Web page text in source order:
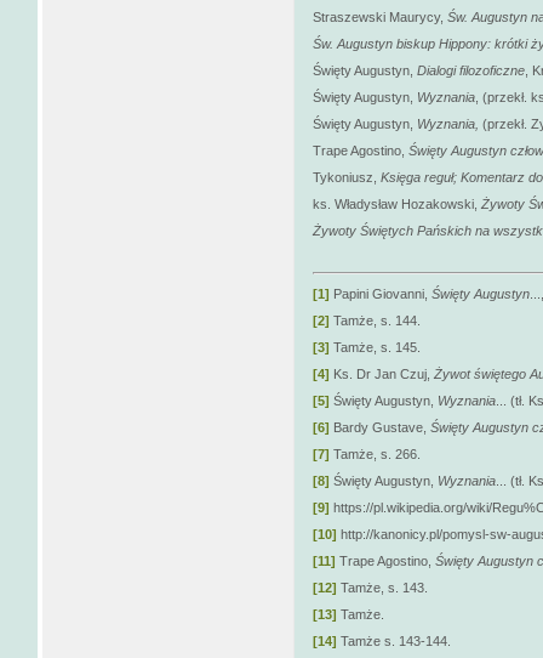
Straszewski Maurycy, Św. Augustyn
Św. Augustyn biskup Hippony: krótki
Święty Augustyn, Dialogi filozoficzne ,
Święty Augustyn, Wyznania , (przekł.
Święty Augustyn, Wyznania, (przekł.
Trape Agostino, Święty Augustyn
Tykoniusz, Księga reguł; Komentarz
ks. Władysław Hozakowski, Żywoty
Żywoty Świętych Pańskich na
[1] Papini Giovanni, Święty Augustyn
[2] Tamże, s. 144.
[3] Tamże, s. 145.
[4] Ks. Dr Jan Czuj, Żywot świętego
[5] Święty Augustyn, Wyznania ... (tł.
[6] Bardy Gustave, Święty Augustyn
[7] Tamże, s. 266.
[8] Święty Augustyn, Wyznania ... (tł.
[9] https://pl.wikipedia.org/wiki/
[10] http://kanonicy.pl/pomysl-sw-
[11] Trape Agostino, Święty Augustyn
[12] Tamże, s. 143.
[13] Tamże.
[14] Tamże s. 143-144.